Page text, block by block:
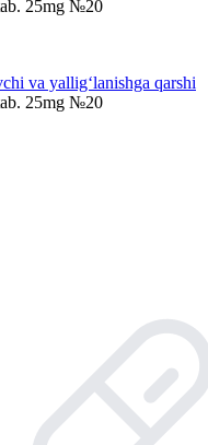
25mg №20
va yallig‘lanishga qarshi
25mg №20